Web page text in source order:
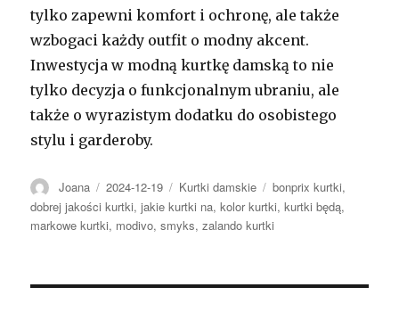
tylko zapewni komfort i ochronę, ale także
wzbogaci każdy outfit o modny akcent.
Inwestycja w modną kurtkę damską to nie
tylko decyzja o funkcjonalnym ubraniu, ale
także o wyrazistym dodatku do osobistego
stylu i garderoby.
Autor
Joana Opublikowano
2024-12-19 Kategorie
Kurtki damskie Tagi
bonprix kurtki,
dobrej jakości kurtki,jakie kurtki na,kolor kurtki,kurtki będą,
markowe kurtki, modivo,smyks,zalando kurtki